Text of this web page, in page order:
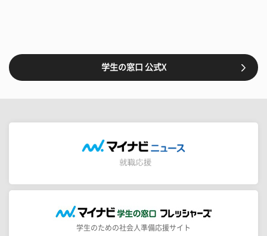
学生の窓口 公式X
学生のための社会人準備応援サイト